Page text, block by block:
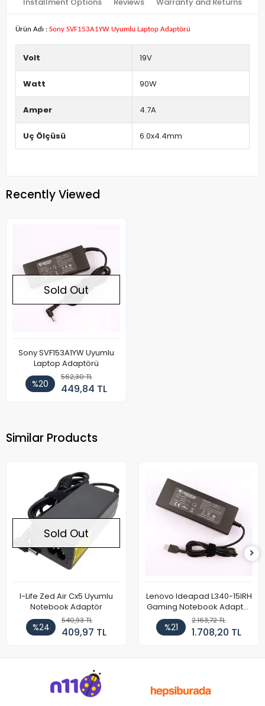
Ürün Adı : Sony SVF153A1YW Uyumlu Laptop Adaptörü
Volt 19V
Watt 90W
Amper 4.7A
Uç Ölçüsü 6.0x4.4mm
Recently Viewed
Sold Out
Sony SVF153A1YW Uyumlu
Laptop Adaptörü
%20
562,30 TL
449,84 TL
Similar Products
Sold Out
I-Life Zed Air Cx5 Uyumlu
Notebook Adaptör
%24
540,93 TL
409,97 TL
Lenovo Ideapad L340-15IRH
Gaming Notebook Adaptör
Cihazı Şarj Aleti (150W)
%21
2.163,72 TL
1.708,20 TL